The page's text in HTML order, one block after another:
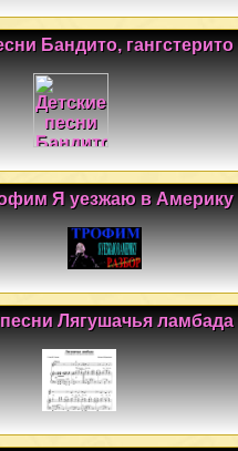
Бандито, гангстерито
Я уезжаю в Америку
Лягушачья ламбада